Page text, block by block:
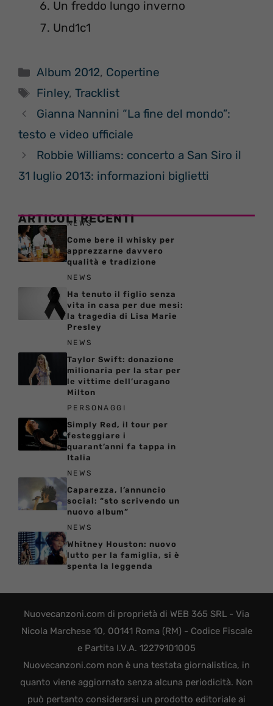
Un freddo lungo inverno
Und1c1
Categorie
Album 2012, Copertine
Tag
Finley,Tracklist
Gianna Nannini “La fine del mondo”:
testo e video ufficiale
Robbie Williams: concerto a San Siro il
31 luglio 2013: informazioni biglietti
ARTICOLI RECENTI
NEWS
Come bere il whisky per
apprezzarne davvero
qualità e tradizione
NEWS
Ha tenuto il figlio senza
vita in casa per due mesi:
la tragedia di Lisa Marie
Presley
NEWS
Taylor Swift: donazione
milionaria per la star per
le vittime dell’uragano
Milton
PERSONAGGI
Simply Red, il tour per
festeggiare i
quarant’anni fa tappa in
Italia
NEWS
Caparezza, l’annuncio
social: “sto scrivendo un
nuovo album”
NEWS
Whitney Houston: nuovo
lutto per la famiglia, si è
spenta la leggenda
Nuovecanzoni.com di proprietà di WEB 365 SRL - Via
Nicola Marchese 10, 00141 Roma (RM) - Codice Fiscale
e Partita I.V.A. 12279101005
Nuovecanzoni.com non è una testata giornalistica, in
quanto viene aggiornato senza alcuna periodicità. Non
può pertanto considerarsi un prodotto editoriale ai